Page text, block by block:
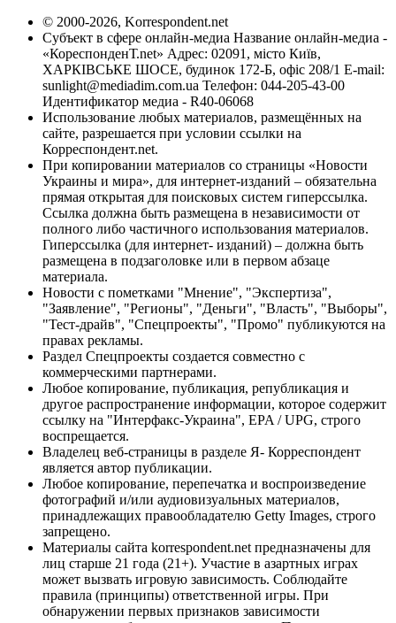
© 2000-2026, Korrespondent.net
Субъект в сфере онлайн-медиа Название онлайн-медиа -
«КореспонденТ.net» Адрес: 02091, місто Київ,
ХАРКІВСЬКЕ ШОСЕ, будинок 172-Б, офіс 208/1 E-mail:
sunlight@mediadim.com.ua Телефон: 044-205-43-00
Идентификатор медиа - R40-06068
Использование любых материалов, размещённых на
сайте, разрешается при условии ссылки на
Корреспондент.net.
При копировании материалов со страницы «Новости
Украины и мира», для интернет-изданий – обязательна
прямая открытая для поисковых систем гиперссылка.
Ссылка должна быть размещена в независимости от
полного либо частичного использования материалов.
Гиперссылка (для интернет- изданий) – должна быть
размещена в подзаголовке или в первом абзаце
материала.
Новости с пометками "Мнение", "Экспертиза",
"Заявление", "Регионы", "Деньги", "Власть", "Выборы",
"Тест-драйв", "Спецпроекты", "Промо" публикуются на
правах рекламы.
Раздел Спецпроекты создается совместно с
коммерческими партнерами.
Любое копирование, публикация, републикация и
другое распространение информации, которое содержит
ссылку на "Интерфакс-Украина", EPA / UPG, строго
воспрещается.
Владелец веб-страницы в разделе Я- Корреспондент
является автор публикации.
Любое копирование, перепечатка и воспроизведение
фотографий и/или аудиовизуальных материалов,
принадлежащих правообладателю Getty Images, строго
запрещено.
Материалы сайта korrespondent.net предназначены для
лиц старше 21 года (21+). Участие в азартных играх
может вызвать игровую зависимость. Соблюдайте
правила (принципы) ответственной игры. При
обнаружении первых признаков зависимости